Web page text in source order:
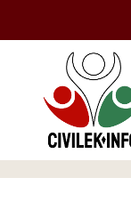
tartalomba